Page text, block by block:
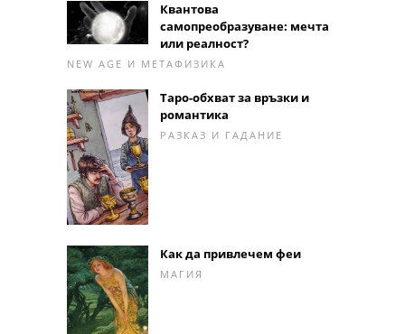
Квантова
самопреобразуване: мечта
или реалност?
NEW AGE И МЕТАФИЗИКА
Таро-обхват за връзки и
романтика
РАЗКАЗ И ГАДАНИЕ
Как да привлечем феи
МАГИЯ